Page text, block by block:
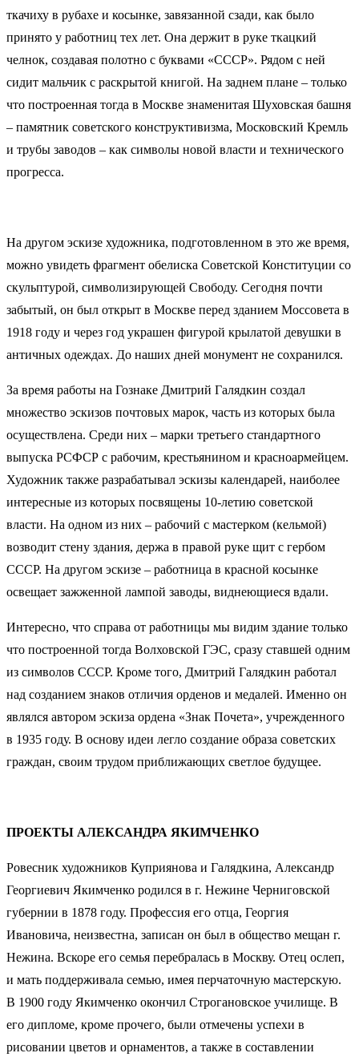
ткачиху в рубахе и косынке, завязанной сзади, как было
принято у работниц тех лет. Она держит в руке ткацкий
челнок, создавая полотно с буквами «СССР». Рядом с ней
сидит мальчик с раскрытой книгой. На заднем плане – только
что построенная тогда в Москве знаменитая Шуховская башня
– памятник советского конструктивизма, Московский Кремль
и трубы заводов – как символы новой власти и технического
прогресса.
На другом эскизе художника, подготовленном в это же время,
можно увидеть фрагмент обелиска Советской Конституции со
скульптурой, символизирующей Свободу. Сегодня почти
забытый, он был открыт в Москве перед зданием Моссовета в
1918 году и через год украшен фигурой крылатой девушки в
античных одеждах. До наших дней монумент не сохранился.
За время работы на Гознаке Дмитрий Галядкин создал
множество эскизов почтовых марок, часть из которых была
осуществлена. Среди них – марки третьего стандартного
выпуска РСФСР с рабочим, крестьянином и красноармейцем.
Художник также разрабатывал эскизы календарей, наиболее
интересные из которых посвящены 10-летию советской
власти. На одном из них – рабочий с мастерком (кельмой)
возводит стену здания, держа в правой руке щит с гербом
СССР. На другом эскизе – работница в красной косынке
освещает зажженной лампой заводы, виднеющиеся вдали.
Интересно, что справа от работницы мы видим здание только
что построенной тогда Волховской ГЭС, сразу ставшей одним
из символов СССР. Кроме того, Дмитрий Галядкин работал
над созданием знаков отличия орденов и медалей. Именно он
являлся автором эскиза ордена «Знак Почета», учрежденного
в 1935 году. В основу идеи легло создание образа советских
граждан, своим трудом приближающих светлое будущее.
ПРОЕКТЫ АЛЕКСАНДРА ЯКИМЧЕНКО
Ровесник художников Куприянова и Галядкина, Александр
Георгиевич Якимченко родился в г. Нежине Черниговской
губернии в 1878 году. Профессия его отца, Георгия
Ивановича, неизвестна, записан он был в общество мещан г.
Нежина. Вскоре его семья перебралась в Москву. Отец ослеп,
и мать поддерживала семью, имея перчаточную мастерскую.
В 1900 году Якимченко окончил Строгановское училище. В
его дипломе, кроме прочего, были отмечены успехи в
рисовании цветов и орнаментов, а также в составлении